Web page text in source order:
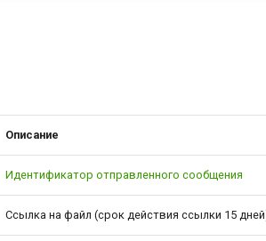
Описание
Идентификатор отправленного сообщения
Ссылка на файл (срок действия ссылки 15